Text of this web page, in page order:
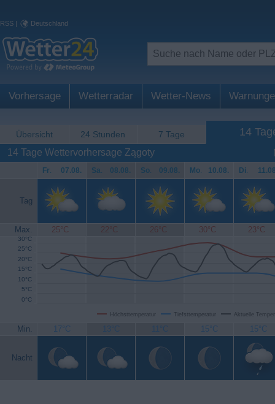
RSS | Deutschland
Vorhersage Wetterradar Wetter-News
Übersicht 24 Stunden 7 Tage 14
14 Tage Wettervorhersage Zągoty
Fr. 07.08. Sa. 08.08. So. 09.08. Mo. 10.08. Di.
Tag
Max. 25°C 22°C 26°C 30°C 23°C
Höchsttemperatur Tiefsttemperatur Aktuelle
0°C
5°C
10°C
15°C
20°C
25°C
30°C
Min. 17°C 13°C 11°C 15°C 15°C
Nacht